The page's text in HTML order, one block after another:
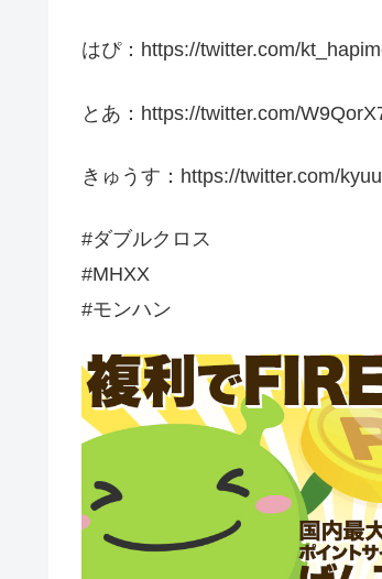
はぴ：https://twitter.com/
とあ：https://twitter.com/
きゅうす：https://twitter.com/
#ダブルクロス
#MHXX
#モンハン